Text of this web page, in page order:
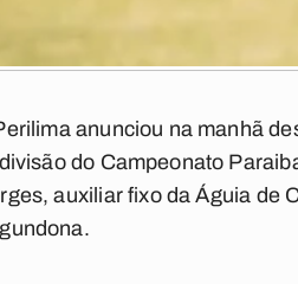
anunciou na manhã
do Campeonato
auxiliar fixo da Águia de